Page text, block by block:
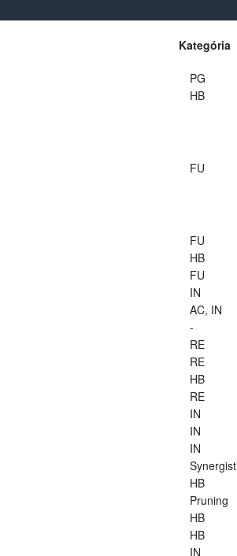
Kategória
PG
HB
FU
FU
HB
FU
IN
AC, IN
-
RE
RE
HB
RE
IN
IN
IN
Synergist
HB
Pruning
HB
HB
IN